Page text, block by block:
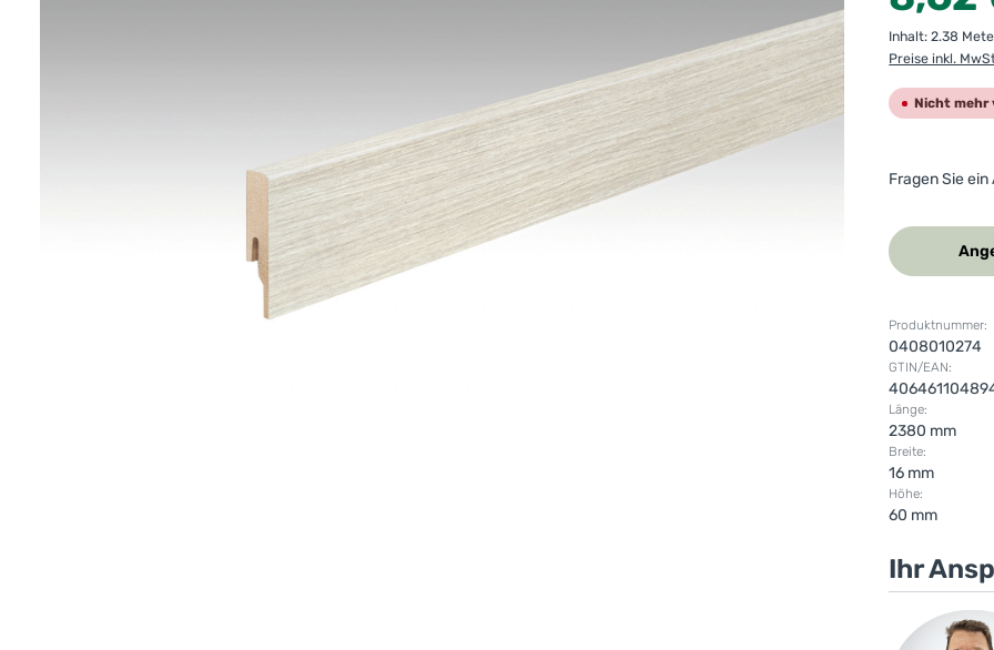
Inhalt:2.38
Preise inkl.
Nicht mehr
Fragen Sie
Produktnummer:
0408010274
GTIN/EAN:
Länge:
2380 mm
Breite:
16 mm
Höhe:
60 mm
Ihr